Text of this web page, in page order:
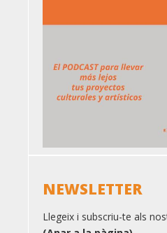
NEWSLETTER
Llegeix i subscriu-te als